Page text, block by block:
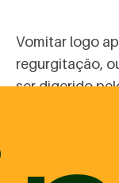
Vomitar logo
regurgitação,
ser digerido
isso é a
alimento.
exercícios
podem ser